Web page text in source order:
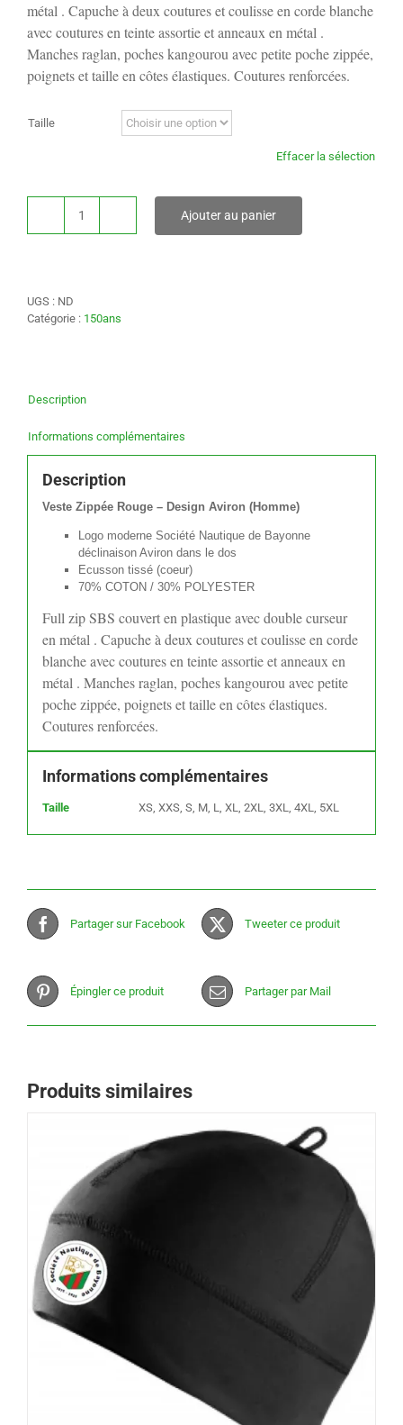
métal . Capuche à deux coutures et coulisse en corde blanche
avec coutures en teinte assortie et anneaux en métal .
Manches raglan, poches kangourou avec petite poche zippée,
poignets et taille en côtes élastiques. Coutures renforcées.
Taille
Effacer la sélection
quantité
DESIGN
Ajouter au panier
UGS : ND
Catégorie : 150ans
Description
Informations complémentaires
Description
Veste Zippée Rouge – Design Aviron (Homme)
Logo moderne Société Nautique de Bayonne
déclinaison Aviron dans le dos
Ecusson tissé (coeur)
70% COTON / 30% POLYESTER
Full zip SBS couvert en plastique avec double curseur
en métal . Capuche à deux coutures et coulisse en corde
blanche avec coutures en teinte assortie et anneaux en
métal . Manches raglan, poches kangourou avec petite
poche zippée, poignets et taille en côtes élastiques.
Coutures renforcées.
Informations complémentaires
Taille XS, XXS, S, M, L, XL, 2XL, 3XL, 4XL, 5XL
Partager sur Facebook Tweeter ce produit
Épingler ce produit Partager par Mail
Produits similaires